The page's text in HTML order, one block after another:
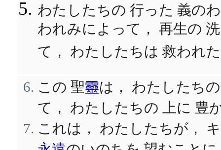
わたしたちの 行った 義の
われみによって， 再生の
て， わたしたちは 救われ
この 聖靈は， わたしたち
て， わたしたちの 上に 豊
これは， わたしたちが，